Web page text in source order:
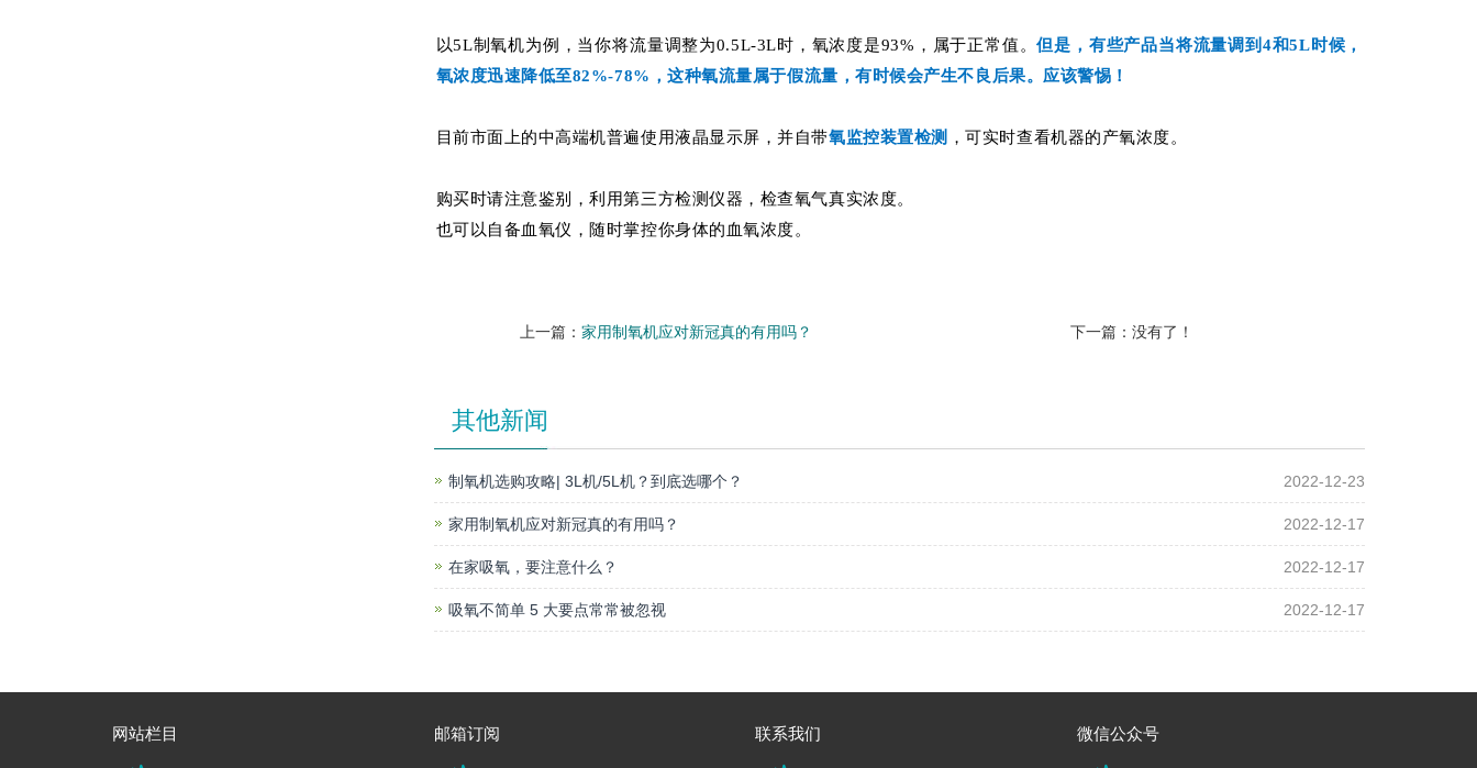
以5L制氧机为例，当你将流量调整为0.5L-3L时，氧浓度是93%，属于正常值。但是，有些产品当将流量调到4和5L时候，
氧浓度迅速降低至82%-78%，这种氧流量属于假流量，有时候会产生不良后果。应该警惕！
目前市面上的中高端机普遍使用液晶显示屏，并自带氧监控装置检测 ，可实时查看机器的产氧浓度。
购买时请注意鉴别，利用第三方检测仪器，检查氧气真实浓度。
也可以自备血氧仪，随时掌控你身体的血氧浓度。
上一篇：家用制氧机应对新冠真的有用吗？ 下一篇：没有了！
其他新闻
制氧机选购攻略| 3L机/5L机？到底选哪个？ 2022-12-23
家用制氧机应对新冠真的有用吗？ 2022-12-17
在家吸氧，要注意什么？ 2022-12-17
吸氧不简单 5 大要点常常被忽视 2022-12-17
网站栏目 邮箱订阅 联系我们 微信公众号